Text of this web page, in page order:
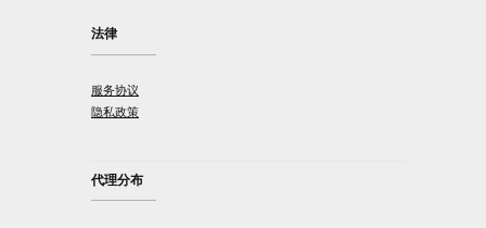
法律
服务协议
隐私政策
代理分布